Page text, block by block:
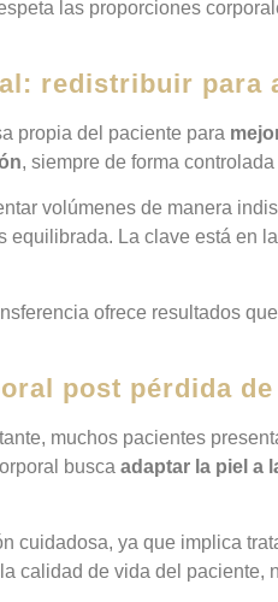
las proporciones
redistribuir para
propia del paciente para
, siempre de forma
volúmenes de manera
equilibrada. La clave está en
ofrece resultados
post pérdida de
muchos pacientes
busca adaptar la piel a
cuidadosa, ya que implica
calidad de vida del paciente,